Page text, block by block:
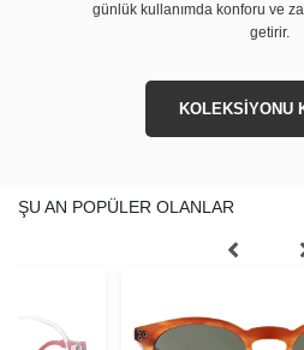
günlük kullanımda konforu ve
getirir.
KOLEKSİYONU
ŞU AN POPÜLER OLANLAR